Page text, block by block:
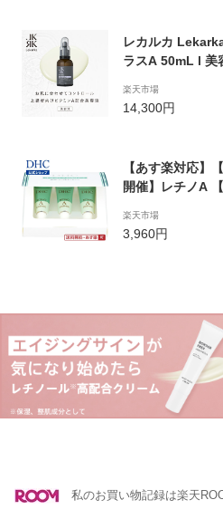
レカルカ
ラスA 50mL l 美
ソーム バクチオ
保湿 正規品 プ
楽天市場
14,300円
【あす楽対応】
開催】レチノA
dhc ディーエイ
容液 顔 スキン
楽天市場
3,960円
私のお買い物記録は楽天